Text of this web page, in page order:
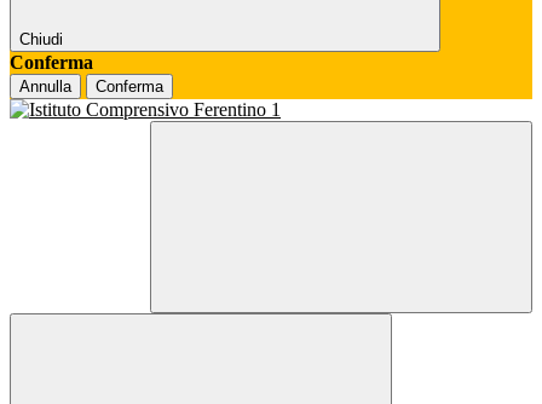
Chiudi
Conferma
Annulla Conferma